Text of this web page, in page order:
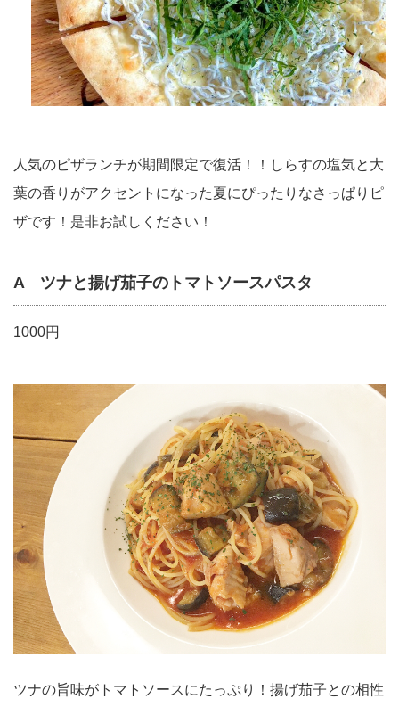
人気のピザランチが期間限定で復活！！しらすの塩気と大
葉の香りがアクセントになった夏にぴったりなさっぱりピ
ザです！是非お試しください！
A ツナと揚げ茄子のトマトソースパスタ
1000円
ツナの旨味がトマトソースにたっぷり！揚げ茄子との相性